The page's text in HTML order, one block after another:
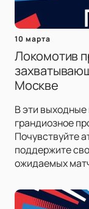
10 марта
Локомотив
Москве
В эти
грандиозное
Почувствуйте
поддержите
ожидаемых